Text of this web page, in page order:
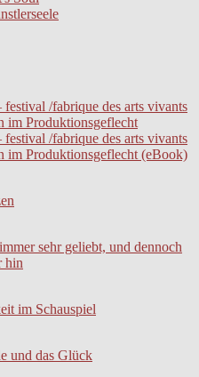
/fabrique des arts vivants
im Produktionsgeflecht
/fabrique des arts vivants
im Produktionsgeflecht (eBook)
sehr geliebt, und dennoch
hin
im Schauspiel
und das Glück